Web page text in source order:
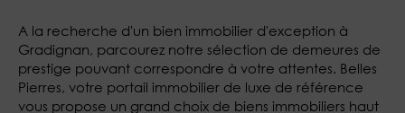
A la recherche d'un bien immobilier d'exception à
Gradignan, parcourez notre sélection de demeures de
prestige pouvant correspondre à votre attentes. Belles
Pierres, votre portail immobilier de luxe de référence
vous propose un grand choix de biens immobiliers haut